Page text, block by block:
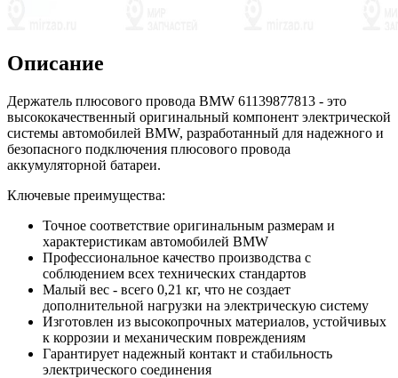
Описание
Держатель плюсового провода BMW 61139877813 - это
высококачественный оригинальный компонент электрической
системы автомобилей BMW, разработанный для надежного и
безопасного подключения плюсового провода
аккумуляторной батареи.
Ключевые преимущества:
Точное соответствие оригинальным размерам и
характеристикам автомобилей BMW
Профессиональное качество производства с
соблюдением всех технических стандартов
Малый вес - всего 0,21 кг, что не создает
дополнительной нагрузки на электрическую систему
Изготовлен из высокопрочных материалов, устойчивых
к коррозии и механическим повреждениям
Гарантирует надежный контакт и стабильность
электрического соединения